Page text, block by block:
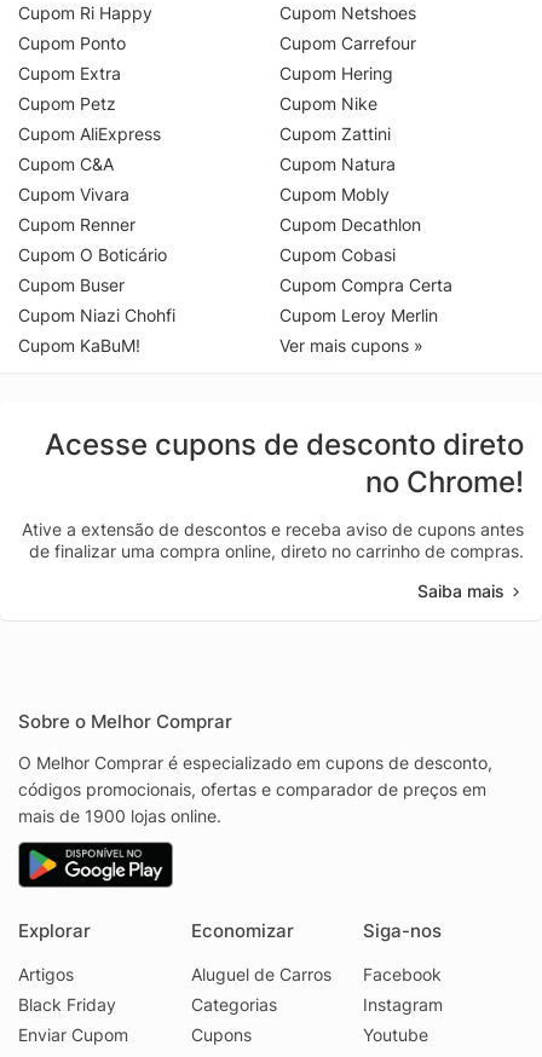
Cupom Ri Happy
Cupom Ponto
Cupom Extra
Cupom Petz
Cupom AliExpress
Cupom C&A
Cupom Vivara
Cupom Renner
Cupom O Boticário
Cupom Buser
Cupom Niazi Chohfi
Cupom KaBuM!
Cupom Netshoes
Cupom Carrefour
Cupom Hering
Cupom Nike
Cupom Zattini
Cupom Natura
Cupom Mobly
Cupom Decathlon
Cupom Cobasi
Cupom Compra Certa
Cupom Leroy Merlin
Ver mais cupons »
Acesse cupons de desconto direto
no Chrome!
Ative a extensão de descontos e receba aviso de cupons antes
de finalizar uma compra online, direto no carrinho de compras.
Saiba mais
Sobre o Melhor Comprar
O Melhor Comprar é especializado em cupons de desconto,
códigos promocionais, ofertas e comparador de preços em
mais de 1900 lojas online.
Explorar
Artigos
Black Friday
Enviar Cupom
Economizar
Aluguel de Carros
Categorias
Cupons
Siga-nos
Facebook
Instagram
Youtube